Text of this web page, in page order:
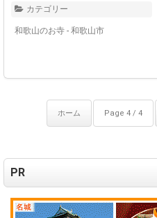
カテゴリー
和歌山のお寺 - 和歌山市
ホーム Page 4 / 4
PR